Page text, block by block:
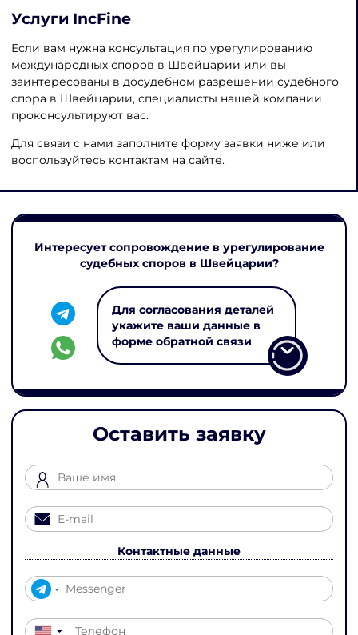
Услуги IncFine
Если вам нужна консультация по урегулированию
международных споров в Швейцарии или вы
заинтересованы в досудебном разрешении судебного
спора в Швейцарии, специалисты нашей компании
проконсультируют вас.
Для связи с нами заполните форму заявки ниже или
воспользуйтесь контактам на сайте.
Интересует сопровождение в урегулирование
судебных споров в Швейцарии?
Для согласования деталей
укажите ваши данные в
форме обратной связи
Оставить заявку
Контактные данные
▼